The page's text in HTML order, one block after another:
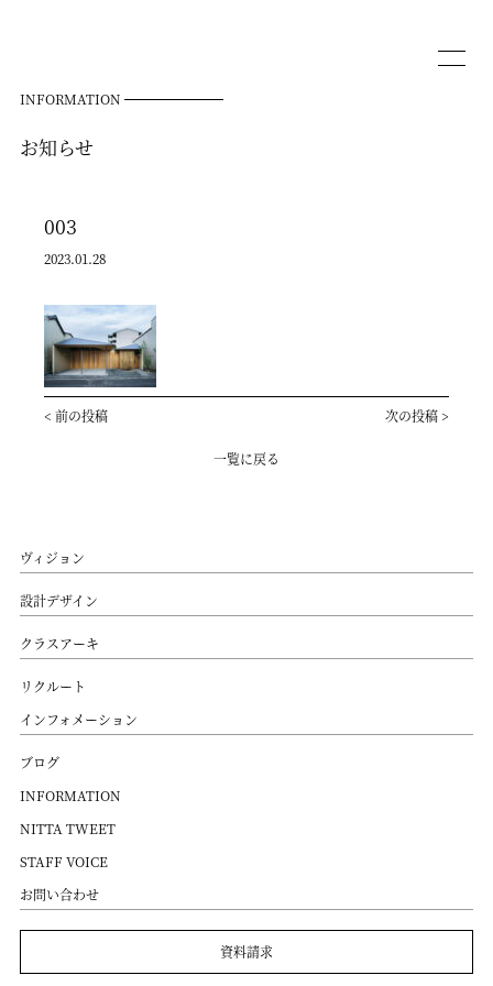
INFORMATION
お知らせ
003
2023.01.28
< 前の投稿 次の投稿 >
一覧に戻る
ヴィジョン
設計デザイン
クラスアーキ
リクルート
インフォメーション
ブログ
INFORMATION
NITTA TWEET
STAFF VOICE
お問い合わせ
資料請求